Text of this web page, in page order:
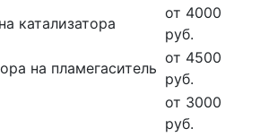
катализатора
от 4000
руб.
на пламегаситель
от 4500
руб.
от 3000
руб.